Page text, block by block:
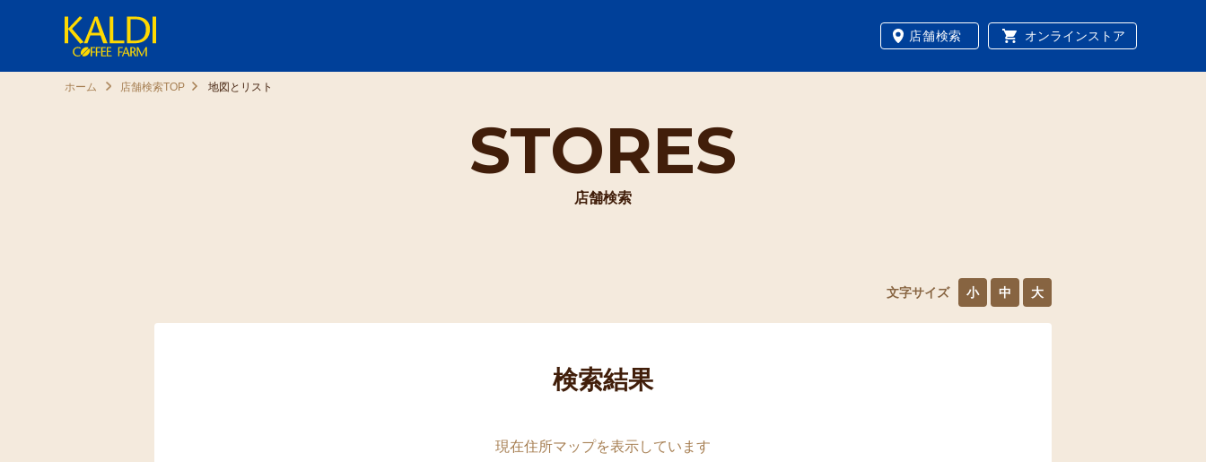
店舗検索 オンラインストア
STORES
店舗検索
ホーム 店舗検索TOP 地図とリスト
文字サイズ 小 中 大
検索結果
現在住所マップを表示しています